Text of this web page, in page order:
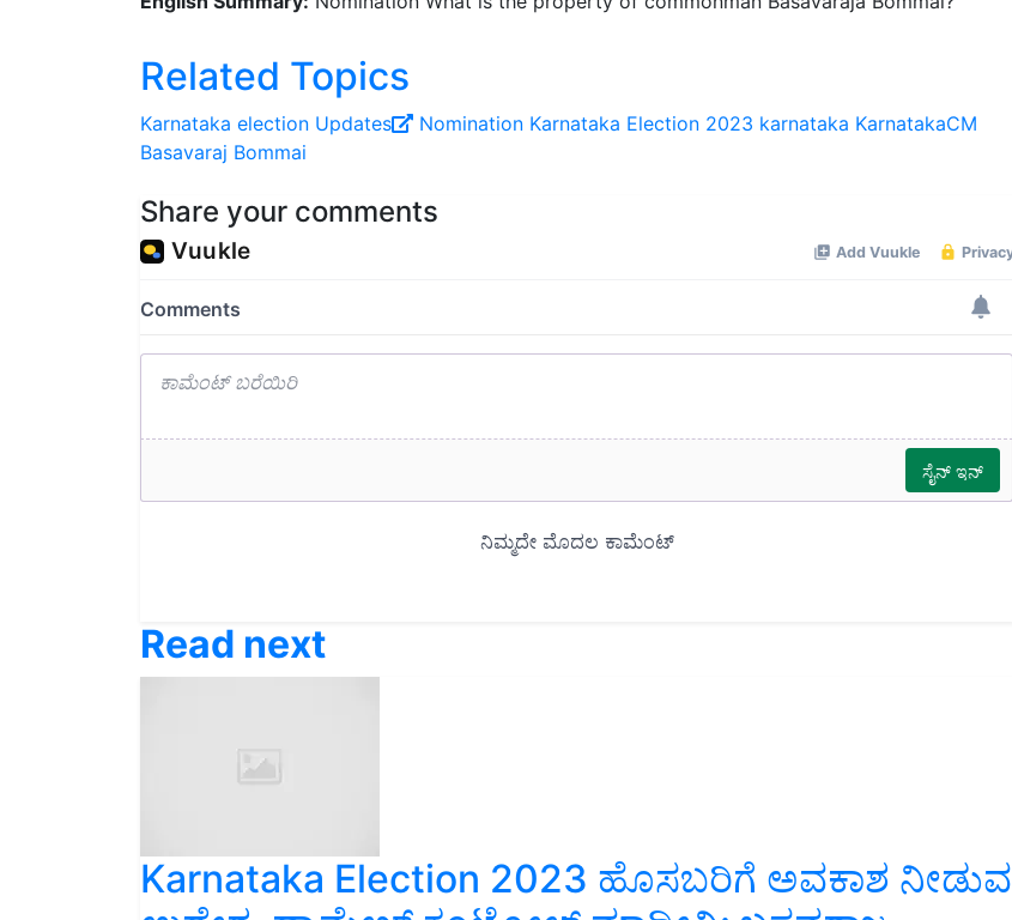
Related Topics
Karnataka election Updates Nomination Karnataka Election 2023 karnataka KarnatakaCM
Basavaraj Bommai
Share your comments
Read next
Karnataka Election 2023 ಹೊಸಬರಿಗೆ ಅವಕಾಶ ನೀಡುವ